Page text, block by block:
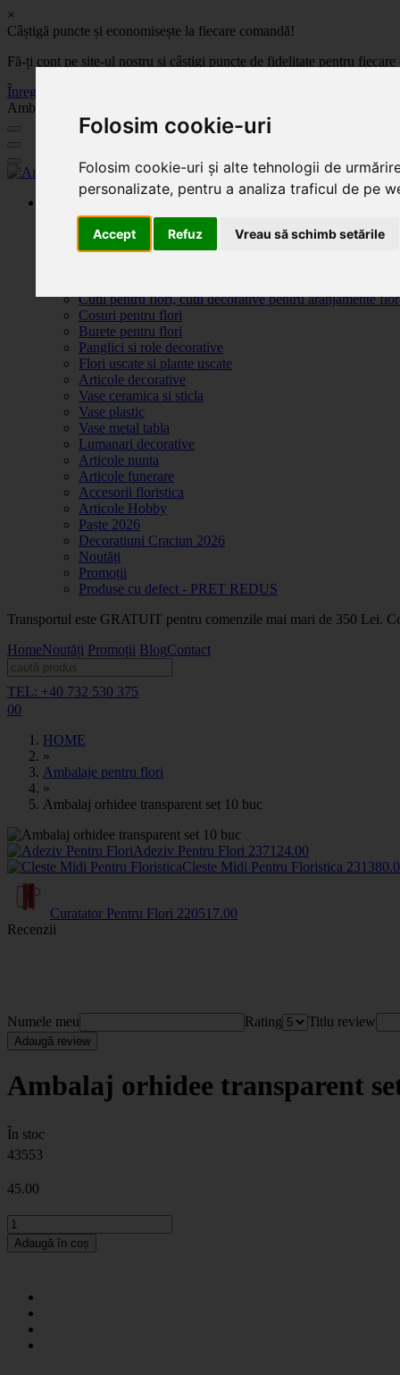
Folosim cookie-uri
Folosim cookie-uri și alte tehnologii de
personalizate, pentru a analiza traficul de pe
Accept Refuz Vreau să schimb setările
×
Câștigă puncte și economisește la fiecare comandă!
Fă-ți cont pe site-ul nostru și câștigi puncte de fidelitate pentru
Înregistrează-te acum
Ambalaje, decoratiuni si accesorii pentru flori. Produse de calitate la
Produse
Plante artificiale la ghiveci
Ambalaje pentru flori
Flori de săpun
Cutii pentru flori, cutii decorative pentru aranjamente
Cosuri pentru flori
Burete pentru flori
Panglici si role decorative
Flori uscate si plante uscate
Articole decorative
Vase ceramica si sticla
Vase plastic
Vase metal tabla
Lumanari decorative
Articole nunta
Articole funerare
Accesorii floristica
Articole Hobby
Paște 2026
Decoratiuni Craciun 2026
Noutăți
Promoții
Produse cu defect - PRET REDUS
Transportul este GRATUIT pentru comenzile mai mari de 350 Lei.
HomeNoutăți Promoții BlogContact
TEL: +40 732 530 375
00
HOME
»
Ambalaje pentru flori
»
Ambalaj orhidee transparent set 10 buc
Adeziv Pentru Flori 2371 24.00
Cleste Midi Pentru Floristica 231380
Curatator Pentru Flori 220517.00
Recenzii
Numele meu Rating Titlu review
Adaugă review
Ambalaj orhidee transparent
În stoc
43553
45.00
Adaugă în coș